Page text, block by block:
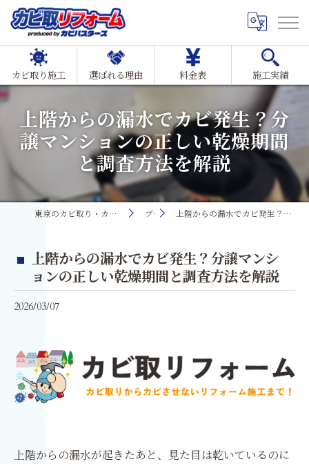
カビ取り施工 選ばれる理由 料金表 施工実績
上階からの漏水でカビ発生？分
譲マンションの正しい乾燥期間
と調査方法を解説
東京のカビ取り・カビ対策ならMIST工法®カビ取リフォーム ブログ 上階からの漏水でカビ発生？分譲マンションの正しい乾燥期間と調査方法を解説
上階からの漏水でカビ発生？分譲マンシ
ョンの正しい乾燥期間と調査方法を解説
2026/03/07
上階からの漏水が起きたあと、見た目は乾いているのに